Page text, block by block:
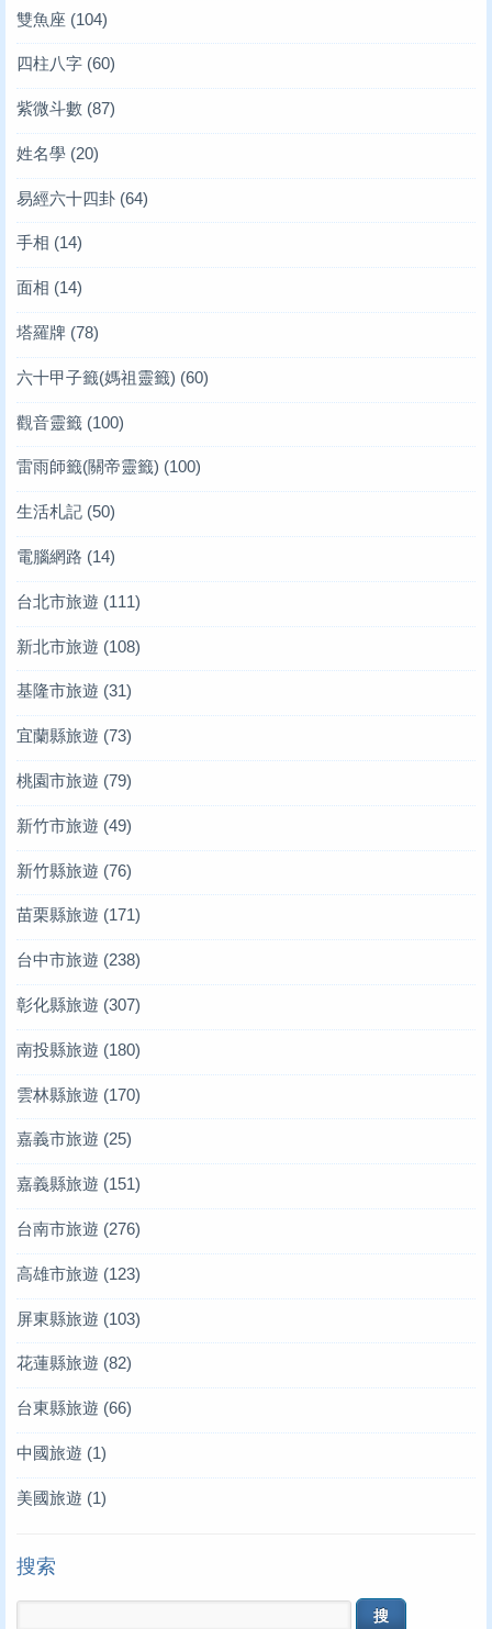
雙魚座 (104)
四柱八字 (60)
紫微斗數 (87)
姓名學 (20)
易經六十四卦 (64)
手相 (14)
面相 (14)
塔羅牌 (78)
六十甲子籤(媽祖靈籤) (60)
觀音靈籤 (100)
雷雨師籤(關帝靈籤) (100)
生活札記 (50)
電腦網路 (14)
台北市旅遊 (111)
新北市旅遊 (108)
基隆市旅遊 (31)
宜蘭縣旅遊 (73)
桃園市旅遊 (79)
新竹市旅遊 (49)
新竹縣旅遊 (76)
苗栗縣旅遊 (171)
台中市旅遊 (238)
彰化縣旅遊 (307)
南投縣旅遊 (180)
雲林縣旅遊 (170)
嘉義市旅遊 (25)
嘉義縣旅遊 (151)
台南市旅遊 (276)
高雄市旅遊 (123)
屏東縣旅遊 (103)
花蓮縣旅遊 (82)
台東縣旅遊 (66)
中國旅遊 (1)
美國旅遊 (1)
搜索